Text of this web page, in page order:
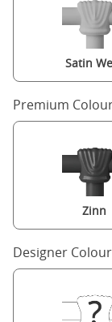
Satin
Premium
Zinn
Designer